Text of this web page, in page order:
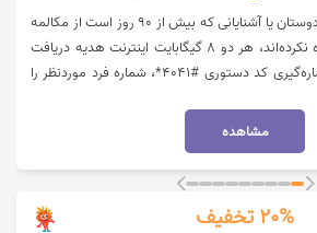
شما می‌توانید با دعوت از دوستان یا آشنایانی که بیش از ۹۰ روز است از مکالمه
یا اینترنت ایرانسل استفاده نکرده‌اند، هر دو ۸ گیگابایت اینترنت هدیه دریافت
کنید. کافیست پس از شماره‌گیری کد دستوری #۴۰۴۱*، شماره فرد موردنظر را
ثابت برای هر دو مشترک فعال خواهد شد. برای
دو سربرد ایرانسل روی گزینه "خرید کنید" کلیک
مشاهده
20% تخفیف